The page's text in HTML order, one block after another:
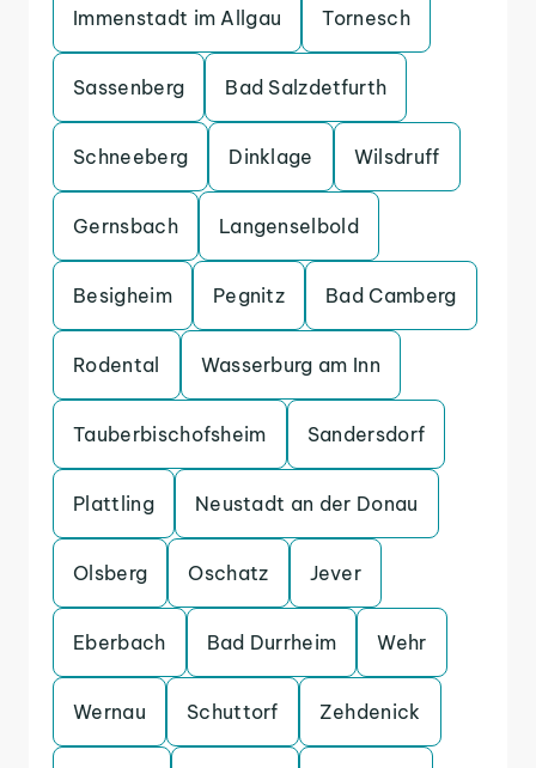
Immenstadt im Allgau Tornesch
Sassenberg Bad Salzdetfurth
Schneeberg Dinklage Wilsdruff
Gernsbach Langenselbold
Besigheim Pegnitz Bad Camberg
Rodental Wasserburg am Inn
Tauberbischofsheim Sandersdorf
Plattling Neustadt an der Donau
Olsberg Oschatz Jever
Eberbach Bad Durrheim Wehr
Wernau Schuttorf Zehdenick